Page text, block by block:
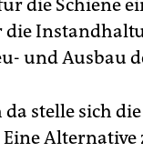
die Schiene
und Ausbau
da stelle sich
Eine